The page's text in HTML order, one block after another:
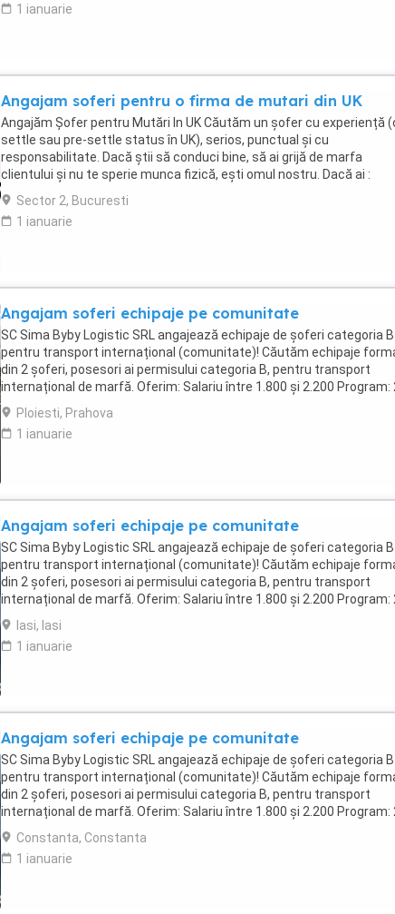
1 ianuarie
Angajam soferi pentru o firma de mutari din UK
Angajăm Șofer pentru Mutări In UK Căutăm un șofer cu experiență
settle sau pre-settle status în UK), serios, punctual și cu
responsabilitate. Dacă știi să conduci bine, să ai grijă de marfa
clientului și nu te sperie munca fizică, ești omul nostru. Dacă ai :
Permis categoria B (C e bonus) Experiență ...
Sector 2, Bucuresti
1 ianuarie
Angajam soferi echipaje pe comunitate
SC Sima Byby Logistic SRL angajează echipaje de șoferi categoria B
pentru transport internațional (comunitate)! Căutăm echipaje
din 2 șoferi, posesori ai permisului categoria B, pentru transport
internațional de marfă. Oferim: Salariu între 1.800 și 2.200 Program:
luni plecați 2 săptămâni ...
Ploiesti, Prahova
1 ianuarie
Angajam soferi echipaje pe comunitate
SC Sima Byby Logistic SRL angajează echipaje de șoferi categoria B
pentru transport internațional (comunitate)! Căutăm echipaje
din 2 șoferi, posesori ai permisului categoria B, pentru transport
internațional de marfă. Oferim: Salariu între 1.800 și 2.200 Program:
luni plecați 2 săptămâni ...
Iasi, Iasi
1 ianuarie
Angajam soferi echipaje pe comunitate
SC Sima Byby Logistic SRL angajează echipaje de șoferi categoria B
pentru transport internațional (comunitate)! Căutăm echipaje
din 2 șoferi, posesori ai permisului categoria B, pentru transport
internațional de marfă. Oferim: Salariu între 1.800 și 2.200 Program:
luni plecați 2 săptămâni ...
Constanta, Constanta
1 ianuarie